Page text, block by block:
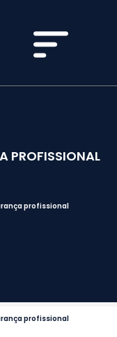
PROFISSIONAL
profissional
profissional